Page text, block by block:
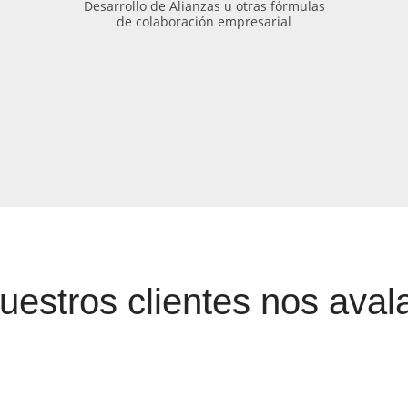
Desarrollo de Alianzas u otras fórmulas
de colaboración empresarial
clientes nos